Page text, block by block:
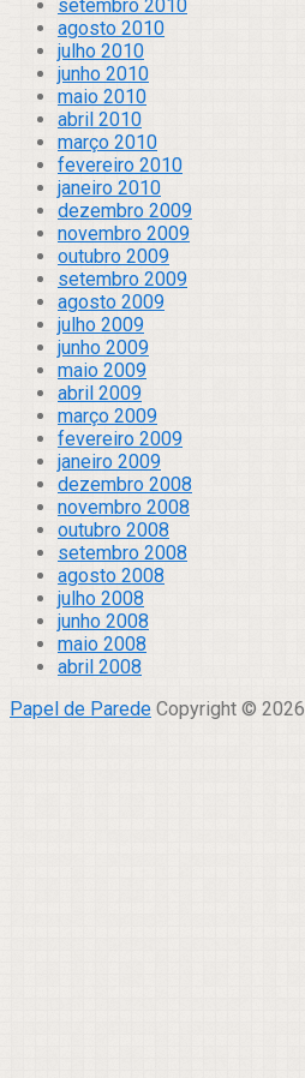
setembro 2010
agosto 2010
julho 2010
junho 2010
maio 2010
abril 2010
março 2010
fevereiro 2010
janeiro 2010
dezembro 2009
novembro 2009
outubro 2009
setembro 2009
agosto 2009
julho 2009
junho 2009
maio 2009
abril 2009
março 2009
fevereiro 2009
janeiro 2009
dezembro 2008
novembro 2008
outubro 2008
setembro 2008
agosto 2008
julho 2008
junho 2008
maio 2008
abril 2008
Papel de Parede Copyright © 2026.